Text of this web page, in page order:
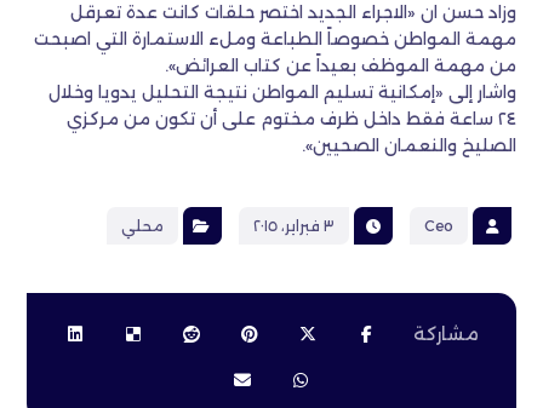
وزاد حسن ان «الاجراء الجديد اختصر حلقات كانت عدة تعرقل
مهمة المواطن خصوصاً الطباعة وملء الاستمارة التي اصبحت
من مهمة الموظف بعيداً عن كتاب العرائض».
واشار إلى «إمكانية تسليم المواطن نتيجة التحليل يدويا وخلال
٢٤ ساعة فقط داخل ظرف مختوم على أن تكون من مركزي
الصليخ والنعمان الصحيين».
Ceo ٣ فبراير، ٢٠١٥ محلي